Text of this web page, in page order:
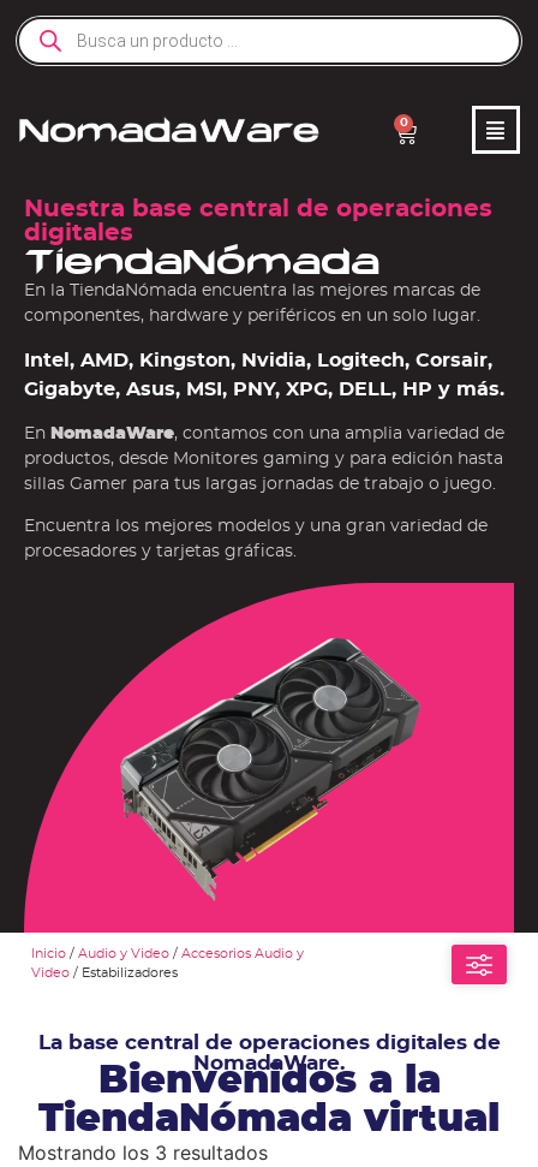
0
Nuestra base central de operaciones
digitales
TiendaNómada
En la TiendaNómada encuentra las mejores marcas de
componentes, hardware y periféricos en un solo lugar.
Intel, AMD, Kingston, Nvidia, Logitech, Corsair,
Gigabyte, Asus, MSI, PNY, XPG, DELL, HP y más.
En NomadaWare, contamos con una amplia variedad de
productos, desde Monitores gaming y para edición hasta
sillas Gamer para tus largas jornadas de trabajo o juego.
Encuentra los mejores modelos y una gran variedad de
procesadores y tarjetas gráficas.
Inicio /Audio y Video /Accesorios Audio y
Video / Estabilizadores
La base central de operaciones digitales de
NomadaWare.
Bienvenidos a la
TiendaNómada virtual
Mostrando los 3 resultados